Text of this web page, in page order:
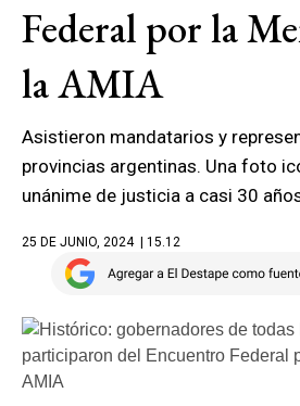
Federal por la
la AMIA
Asistieron mandatarios y
provincias argentinas. Una foto
unánime de justicia a casi 30
25 DE JUNIO, 2024 | 15.12